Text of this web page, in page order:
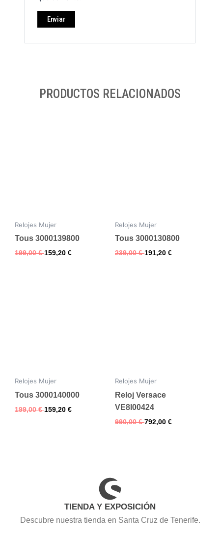
PRODUCTOS RELACIONADOS
Relojes Mujer
Tous 3000139800
199,00€ 159,20 €
Relojes Mujer
Tous 3000130800
239,00€ 191,20 €
Relojes Mujer
Tous 3000140000
199,00€ 159,20 €
Relojes Mujer
Reloj Versace
VE8I00424
990,00€ 792,00 €
TIENDA Y EXPOSICIÓN
Descubre nuestra tienda en Santa Cruz de Tenerife.